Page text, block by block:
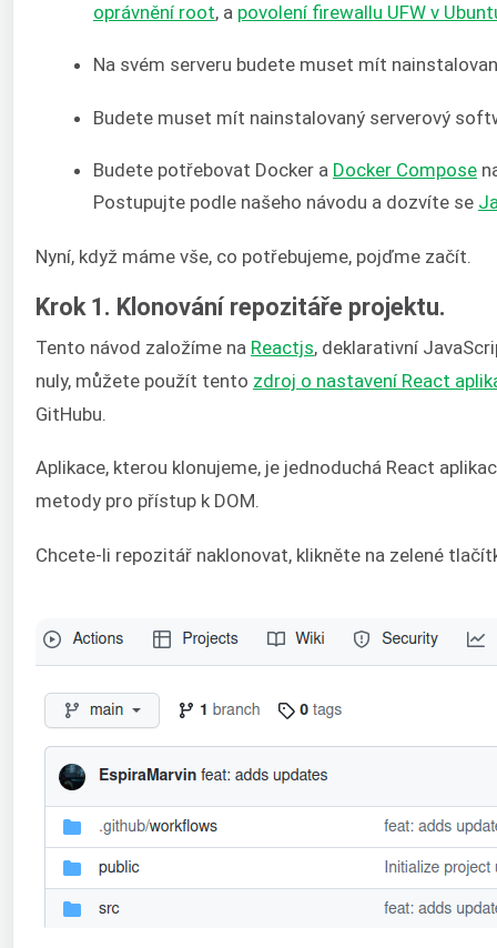
oprávnění root, a povolení firewallu UFW v
Na svém serveru budete muset mít
Budete muset mít nainstalovaný serverový
Budete potřebovat Docker a Docker Compose
Postupujte podle našeho návodu a dozvíte se
Nyní, když máme vše, co potřebujeme, pojďme začít.
Krok 1. Klonování repozitáře projektu.
Tento návod založíme na Reactjs, deklarativní
nuly, můžete použít tento zdroj o nastavení React
GitHubu.
Aplikace, kterou klonujeme, je jednoduchá React
metody pro přístup k DOM.
Chcete-li repozitář naklonovat, klikněte na zelené